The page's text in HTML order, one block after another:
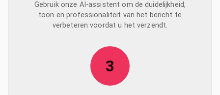
Gebruik onze AI-assistent om de duidelijkheid,
toon en professionaliteit van het bericht te
verbeteren voordat u het verzendt.
3